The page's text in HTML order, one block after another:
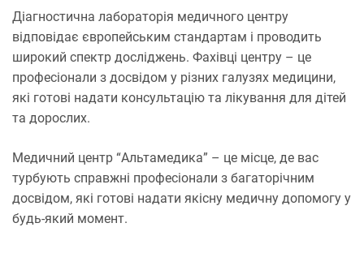
Діагностична лабораторія медичного центру
відповідає європейським стандартам і проводить
широкий спектр досліджень. Фахівці центру – це
професіонали з досвідом у різних галузях медицини,
які готові надати консультацію та лікування для дітей
та дорослих.
Медичний центр “Альтамедика” – це місце, де вас
турбують справжні професіонали з багаторічним
досвідом, які готові надати якісну медичну допомогу у
будь-який момент.